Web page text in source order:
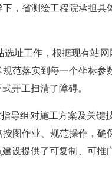
，省测绘工程院承担
址工作，根据现有站网
范落实到每一个坐标
开工扫清了障碍。
导组对施工方案及关键
图作业、规范操作，确
设提供了可复制、可推